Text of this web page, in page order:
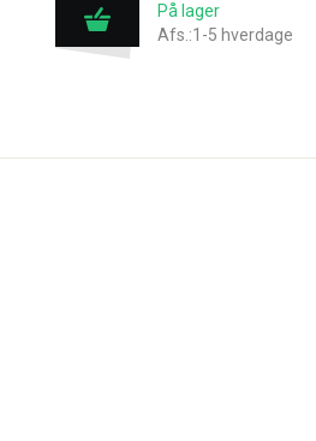
På lager
Afs.:1-5 hverdage